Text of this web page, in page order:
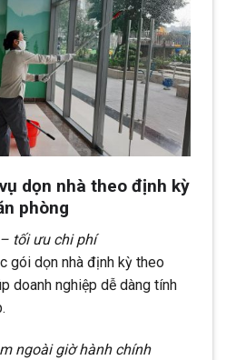
dọn nhà theo định kỳ
phòng
tối ưu chi phí
gói dọn nhà định kỳ theo
doanh nghiệp dễ dàng tính
ngoài giờ hành chính